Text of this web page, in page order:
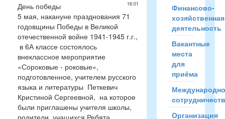
16:01
День победы
5 мая, накануне празднования 71
годовщины Победы в Великой
отечественной войне 1941-1945 г.г.,
в 6А классе состоялось
внеклассное мероприятие
«Сороковые - роковые»,
подготовленное, учителем русского
языка и литературы Петкевич
Кристиной Сергеевной, на которое
были приглашены учителя школы,
родители учащихся.Ребята
Финансово-
хозяйственная
деятельность
Вакантные
места
для
приёма
Организация